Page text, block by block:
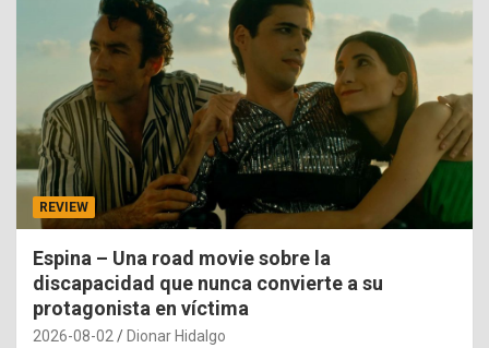
REVIEW
Espina – Una road movie sobre la
discapacidad que nunca convierte a su
protagonista en víctima
2026-08-02 Dionar Hidalgo